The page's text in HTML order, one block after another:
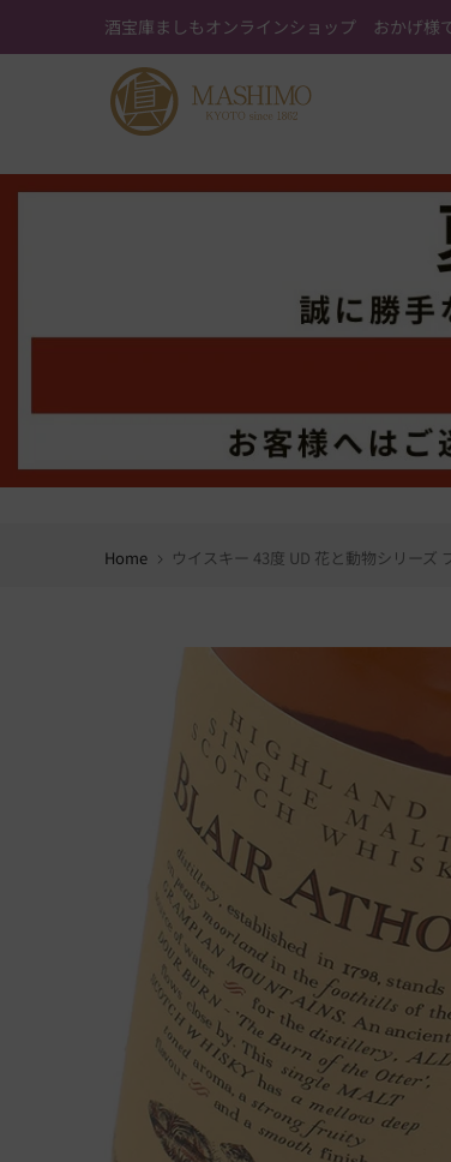
キ
酒宝庫ましもオンラインショップ おかげ様
Home ウイスキー 43度 UD 花と動物シリーズ